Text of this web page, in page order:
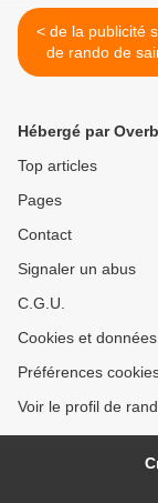
< de la publicité sur le blog
de rando de
Hébergé par
Top articles
Pages
Contact
Signaler un abus
C.G.U.
Cookies et
Préférences
Voir le profil de